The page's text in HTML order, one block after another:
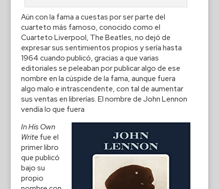
Aún con la fama a cuestas por ser parte del
cuarteto más famoso, conocido como el
Cuarteto Liverpool, The Beatles, no dejó de
expresar sus sentimientos propios y sería hasta
1964 cuando publicó, gracias a que varias
editoriales se peleaban por publicar algo de ese
nombre en la cúspide de la fama, aunque fuera
algo malo e intrascendente, con tal de aumentar
sus ventas en librerías. El nombre de John Lennon
vendía lo que fuera
In His Own
Write fue el
primer libro
que publicó
bajo su
propio